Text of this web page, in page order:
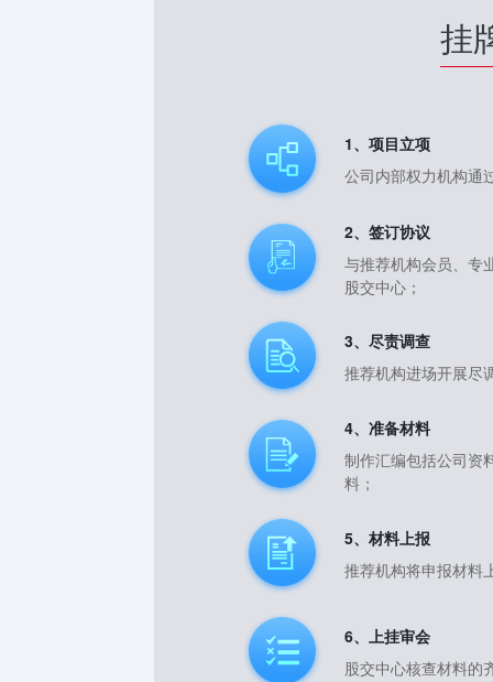
挂
1、项目立项
公司内部权力机构通
2、签订协议
与推荐机构会员、专
股交中心；
3、尽责调查
推荐机构进场开展尽
4、准备材料
制作汇编包括公司资
料；
5、材料上报
推荐机构将申报材料
6、上挂审会
股交中心核查材料的